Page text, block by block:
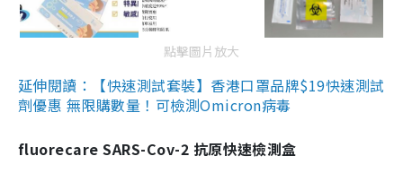
點擊圖片放大
延伸閱讀：【快速測試套裝】香港口罩品牌$19快速測試
劑優惠 無限購數量！可檢測Omicron病毒
fluorecare SARS-Cov-2 抗原快速檢測盒